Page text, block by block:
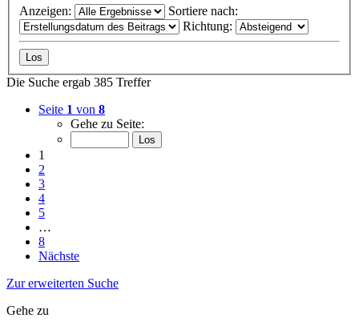
Anzeigen:
Sortiere nach:
Richtung:
Die Suche ergab 385 Treffer
Seite 1 von 8
Gehe zu Seite:
1
2
3
4
5
…
8
Nächste
Zur erweiterten Suche
Gehe zu